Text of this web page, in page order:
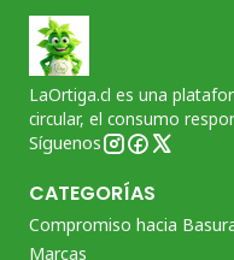
LaOrtiga.cl es una
circular, el consumo
Síguenos
CATEGORÍAS
Compromiso hacia
Marcas